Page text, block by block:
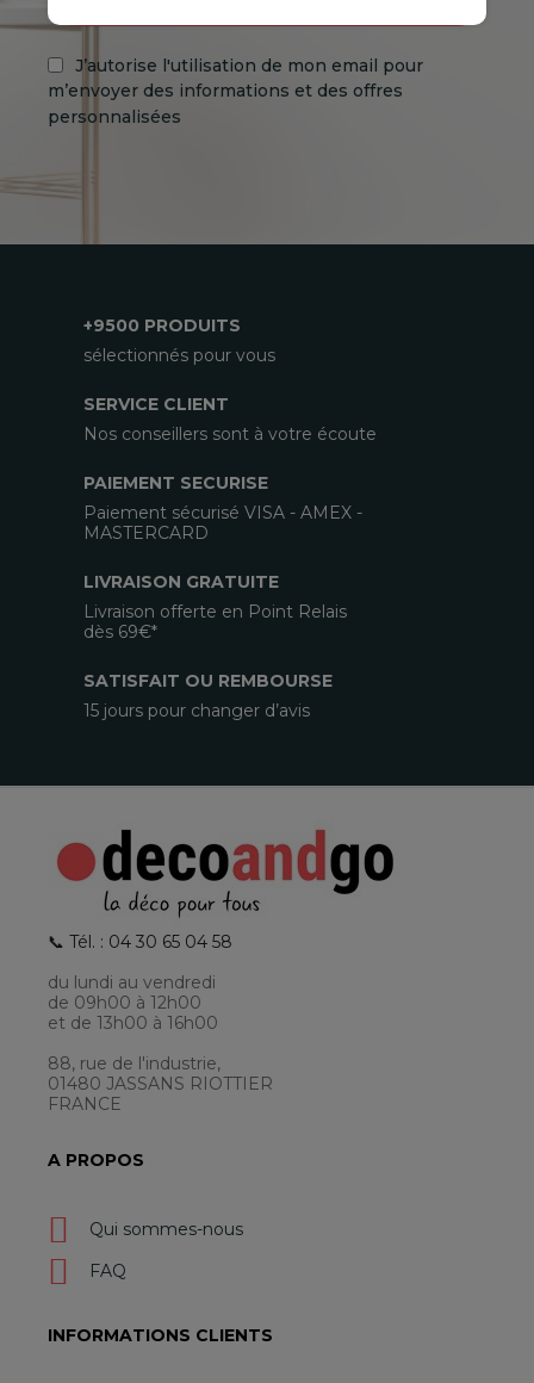
J’autorise l'utilisation de mon email pour
m’envoyer des informations et des offres
personnalisées
+9500 PRODUITS
sélectionnés pour vous
SERVICE CLIENT
Nos conseillers sont à votre écoute
PAIEMENT SECURISE
Paiement sécurisé VISA - AMEX -
MASTERCARD
LIVRAISON GRATUITE
Livraison offerte en Point Relais
dès 69€*
SATISFAIT OU REMBOURSE
15 jours pour changer d’avis
📞 Tél. : 04 30 65 04 58
du lundi au vendredi
de 09h00 à 12h00
et de 13h00 à 16h00
88, rue de l'industrie,
01480 JASSANS RIOTTIER
FRANCE
A PROPOS
Qui sommes-nous
FAQ
INFORMATIONS CLIENTS